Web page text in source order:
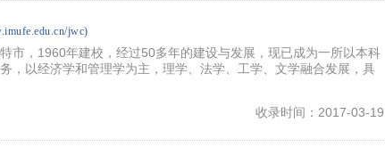
jwc)
市，1960年建校，经过50多年的建设与发展，现已成为一所以本科
，以经济学和管理学为主，理学、法学、工学、文学融合发展，具
收录时间：2017-03-19